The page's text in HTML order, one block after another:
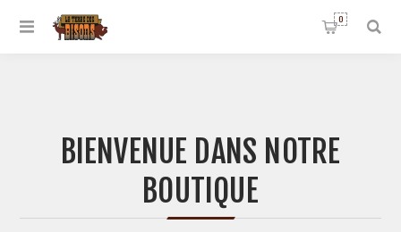
0
BIENVENUE DANS NOTRE
BOUTIQUE